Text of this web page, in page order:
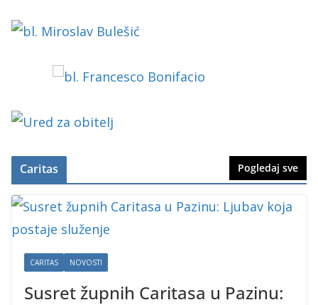
Caritas Pogledaj sve
CARITAS NOVOSTI
Susret župnih Caritasa u Pazinu: